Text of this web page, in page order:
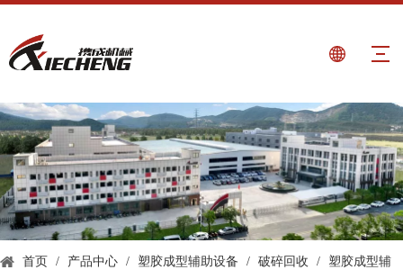
首页 / 产品中心 / 塑胶成型辅助设备 / 破碎回收 /
塑胶成型辅